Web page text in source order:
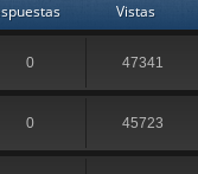
Vistas
0 47341
0 45723